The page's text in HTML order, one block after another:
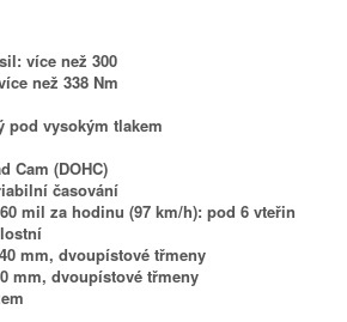
více než 300
než 338 Nm
vysokým tlakem
Cam (DOHC)
časování
mil za hodinu (97 km/h): pod 6 vteřin
mm, dvoupístové třmeny
mm, dvoupístové třmeny